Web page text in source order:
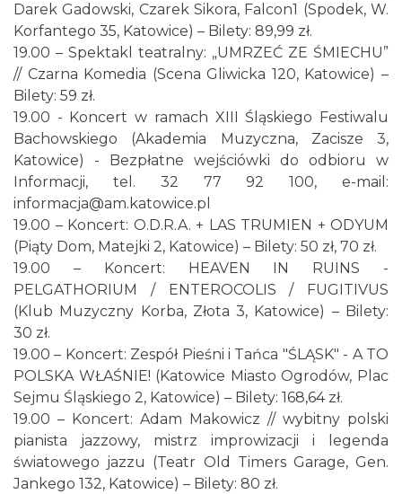
Darek Gadowski, Czarek Sikora, Falcon1 (Spodek, W.
Korfantego 35, Katowice) – Bilety: 89,99 zł.
19.00 – Spektakl teatralny: „UMRZEĆ ZE ŚMIECHU”
// Czarna Komedia (Scena Gliwicka 120, Katowice) –
Bilety: 59 zł.
19.00 - Koncert w ramach XIII Śląskiego Festiwalu
Bachowskiego (Akademia Muzyczna, Zacisze 3,
Katowice) - Bezpłatne wejściówki do odbioru w
Informacji, tel. 32 77 92 100, e-mail:
informacja@am.katowice.pl
19.00 – Koncert: O.D.R.A. + LAS TRUMIEN + ODYUM
(Piąty Dom, Matejki 2, Katowice) – Bilety: 50 zł, 70 zł.
19.00 – Koncert: HEAVEN IN RUINS -
PELGATHORIUM / ENTEROCOLIS / FUGITIVUS
(Klub Muzyczny Korba, Złota 3, Katowice) – Bilety:
30 zł.
19.00 – Koncert: Zespół Pieśni i Tańca "ŚLĄSK" - A TO
POLSKA WŁAŚNIE! (Katowice Miasto Ogrodów, Plac
Sejmu Śląskiego 2, Katowice) – Bilety: 168,64 zł.
19.00 – Koncert: Adam Makowicz // wybitny polski
pianista jazzowy, mistrz improwizacji i legenda
światowego jazzu (Teatr Old Timers Garage, Gen.
Jankego 132, Katowice) – Bilety: 80 zł.